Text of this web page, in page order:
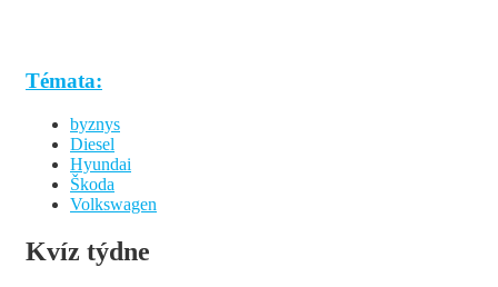
Témata:
byznys
Diesel
Hyundai
Škoda
Volkswagen
Kvíz týdne